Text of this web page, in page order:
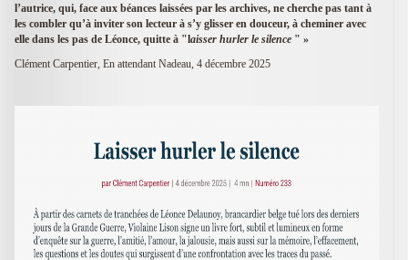
l’autrice, qui, face aux béances laissées par les archives, ne cherche pas tant à
les combler qu’à inviter son lecteur à s’y glisser en douceur, à cheminer avec
elle dans les pas de Léonce, quitte à "laisser hurler le silence " »
Clément Carpentier, En attendant Nadeau, 4 décembre 2025